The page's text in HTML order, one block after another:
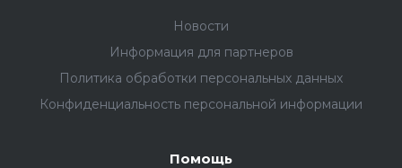
Новости
Информация для партнеров
Политика обработки персональных данных
Конфиденциальность персональной информации
Помощь